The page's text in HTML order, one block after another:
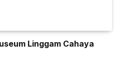
Linggam Cahaya